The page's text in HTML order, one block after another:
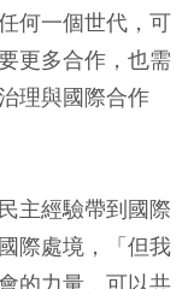
何一個世代，可
更多合作，也需
理與國際合作
主經驗帶到國際
際處境，「但我
的力量，可以共